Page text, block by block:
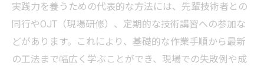
実践力を養うための代表的な方法には、先輩技術者との
同行やOJT（現場研修）、定期的な技術講習への参加な
どがあります。これにより、基礎的な作業手順から最新
の工法まで幅広く学ぶことができ、現場での失敗例や成